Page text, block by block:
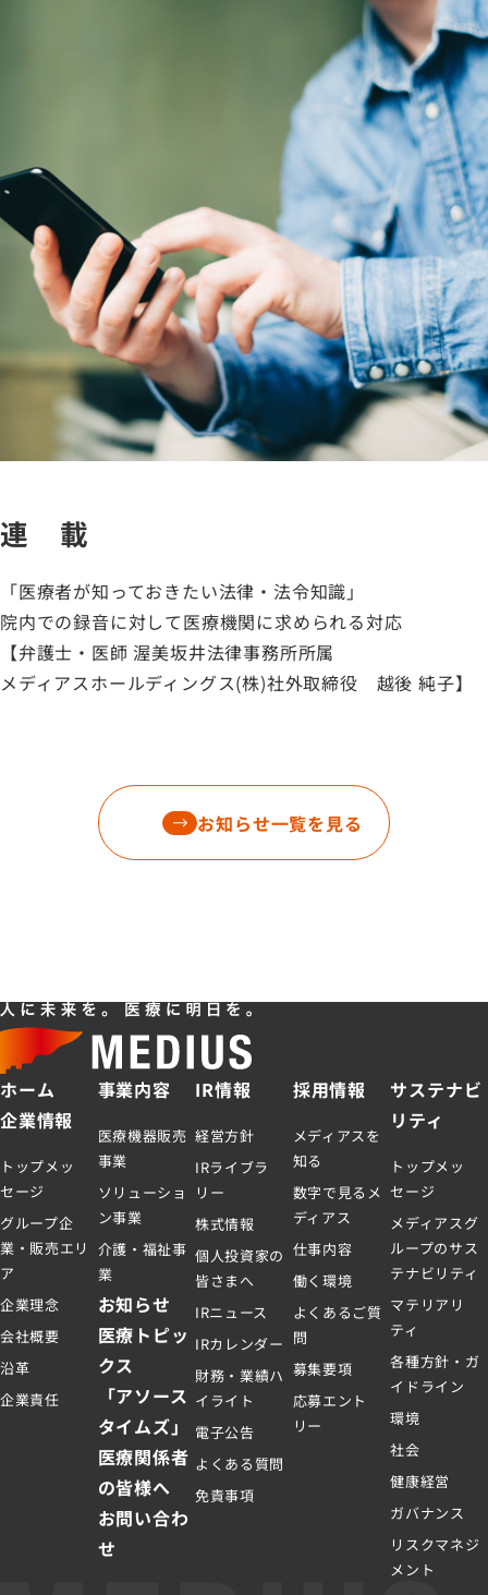
連 載
「医療者が知っておきたい法律・法令知識」
院内での録音に対して医療機関に求められる対応
【弁護士・医師 渥美坂井法律事務所所属
メディアスホールディングス(株)社外取締役 越後 純子】
お知らせ一覧を見る
ホーム
企業情報
トップメッ
セージ
グループ企
業・販売エリ
ア
企業理念
会社概要
沿革
企業責任
事業内容
医療機器販売
事業
ソリューショ
ン事業
介護・福祉事
業
お知らせ
医療トピッ
クス
「アソース
タイムズ」
医療関係者
の皆様へ
お問い合わ
せ
IR情報
経営方針
IRライブラ
リー
株式情報
個人投資家の
皆さまへ
IRニュース
IRカレンダー
財務・業績ハ
イライト
電子公告
よくある質問
免責事項
採用情報
メディアスを
知る
数字で見るメ
ディアス
仕事内容
働く環境
よくあるご質
問
募集要項
応募エント
リー
サステナビ
リティ
トップメッ
セージ
メディアスグ
ループのサス
テナビリティ
マテリアリ
ティ
各種方針・ガ
イドライン
環境
社会
健康経営
ガバナンス
リスクマネジ
メント